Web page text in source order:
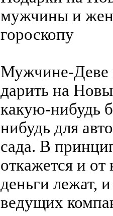
мужчины и
гороскопу
Мужчине-Деве
дарить на
какую-нибудь
нибудь для
сада. В
откажется и от
деньги лежат,
ведущих